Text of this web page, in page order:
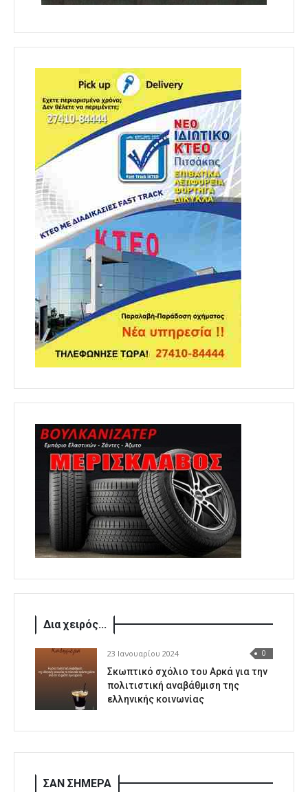
Δια χειρός...
23 Ιανουαρίου 2024 0
Σκωπτικό σχόλιο του Αρκά για την
πολιτιστική αναβάθμιση της
ελληνικής κοινωνίας
ΣΑΝ ΣΗΜΕΡΑ